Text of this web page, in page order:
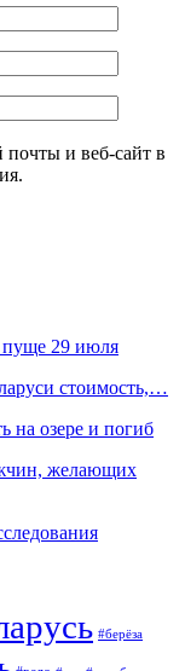
почты и веб-сайт в
пуще 29 июля
стоимость,…
на озере и погиб
желающих
#берёза